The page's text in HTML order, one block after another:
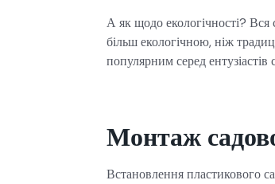
А як щодо екологічності?
більш екологічною, ніж
популярним серед ентузіастів
Монтаж
Встановлення пластикового